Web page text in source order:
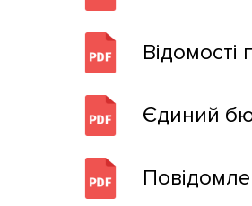
Відомості
Єдиний